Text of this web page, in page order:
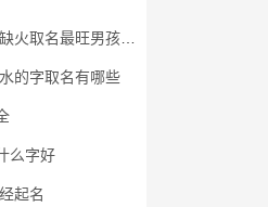
取名最旺男孩名字
的字取名有哪些
么字好
起名